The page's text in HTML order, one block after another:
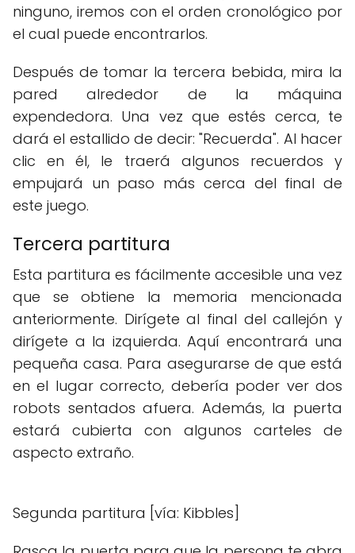
ninguno, iremos con el orden cronológico por
el cual puede encontrarlos.
Después de tomar la tercera bebida, mira la
pared alrededor de la máquina
expendedora. Una vez que estés cerca, te
dará el estallido de decir: "Recuerda". Al hacer
clic en él, le traerá algunos recuerdos y
empujará un paso más cerca del final de
este juego.
Tercera partitura
Esta partitura es fácilmente accesible una vez
que se obtiene la memoria mencionada
anteriormente. Dirígete al final del callejón y
dirígete a la izquierda. Aquí encontrará una
pequeña casa. Para asegurarse de que está
en el lugar correcto, debería poder ver dos
robots sentados afuera. Además, la puerta
estará cubierta con algunos carteles de
aspecto extraño.
Segunda partitura [vía: Kibbles]